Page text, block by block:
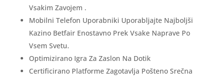
Vsakim Zavojem .
Mobilni Telefon Uporabniki Uporabljajte Najboljši
Kazino Betfair Enostavno Prek Vsake Naprave Po
Vsem Svetu.
Optimizirano Igra Za Zaslon Na Dotik
Certificirano Platforme Zagotavlja Pošteno Srečna